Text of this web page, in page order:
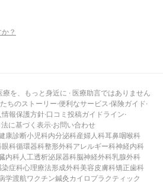
？
を、もっと身近に · 医療助言ではありません
ちのストーリー·便利なサービス ·保険ガイド·
情報保護方針·口コミ投稿ガイドライン·
に基づく表示·お問い合わせ
康診断小児科内分泌科産婦人科耳鼻咽喉科
眼科循環器科整形外科アレルギー科神経内科
内科 人工透析泌尿器科脳神経外科乳腺外科
染症科心理療法形成外科美容皮膚科矯正歯科
学渡航ワクチン鍼灸カイロプラクティック